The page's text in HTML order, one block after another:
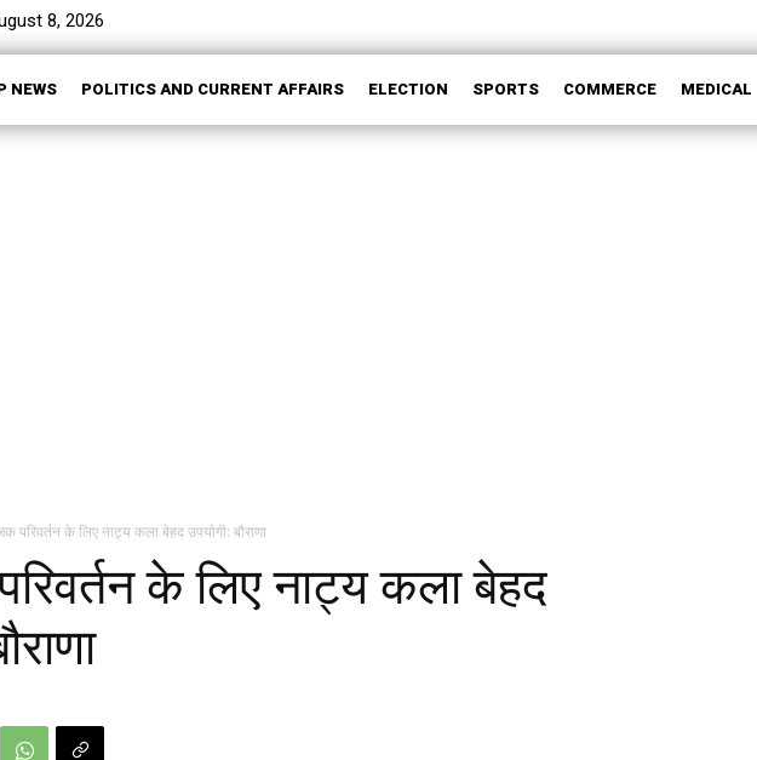
8, 2026
NEWS POLITICS AND CURRENT AFFAIRS ELECTION SPORTS COMMERCE MEDICAL
परिवर्तन के लिए नाट्य कला बेहद उपयोगी: बौराणा
के लिए नाट्य कला बेहद